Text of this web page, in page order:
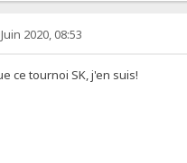
2020, 08:53
ce tournoi SK, j'en suis!